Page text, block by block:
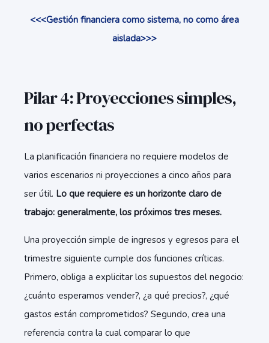
<<<Gestión financiera como sistema, no como área
aislada>>>
Pilar 4: Proyecciones simples,
no perfectas
La planificación financiera no requiere modelos de
varios escenarios ni proyecciones a cinco años para
ser útil. Lo que requiere es un horizonte claro de
trabajo: generalmente, los próximos tres meses.
Una proyección simple de ingresos y egresos para el
trimestre siguiente cumple dos funciones críticas.
Primero, obliga a explicitar los supuestos del negocio:
¿cuánto esperamos vender?, ¿a qué precios?, ¿qué
gastos están comprometidos? Segundo, crea una
referencia contra la cual comparar lo que